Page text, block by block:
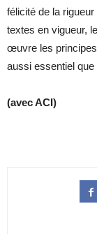
félicité de la
textes en vigueur,
œuvre les
aussi essentiel
(avec ACI)